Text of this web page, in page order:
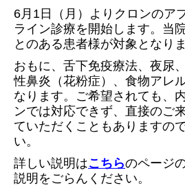
6月1日（月）よりクロンのア
ライン診療を開始します。当
とのある患者様が対象となりま
おもに、舌下免疫療法、夜尿
性鼻炎（花粉症）、食物アレ
なります。ご希望されても、
ンでは対応できず、直接のご
ていただく こともありますの
い。
詳しい説明はこちらのページ
説明をごらんください。